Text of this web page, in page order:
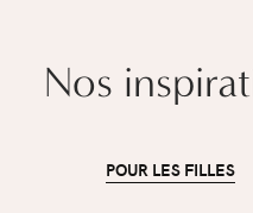
Nos
POUR LES FILLES